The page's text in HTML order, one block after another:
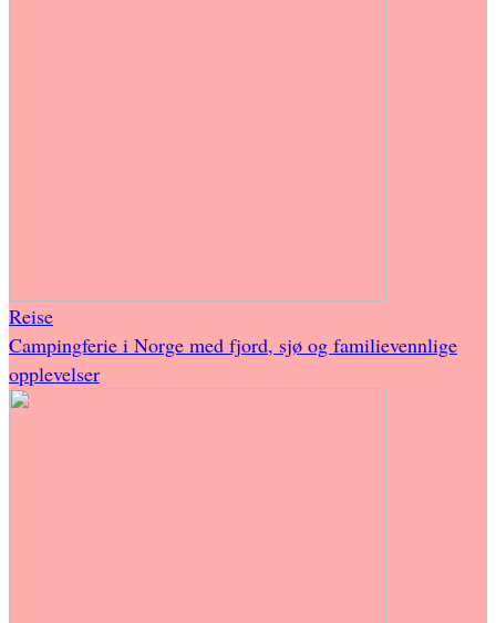
Reise
Campingferie i Norge med fjord, sjø og familievennlige
opplevelser